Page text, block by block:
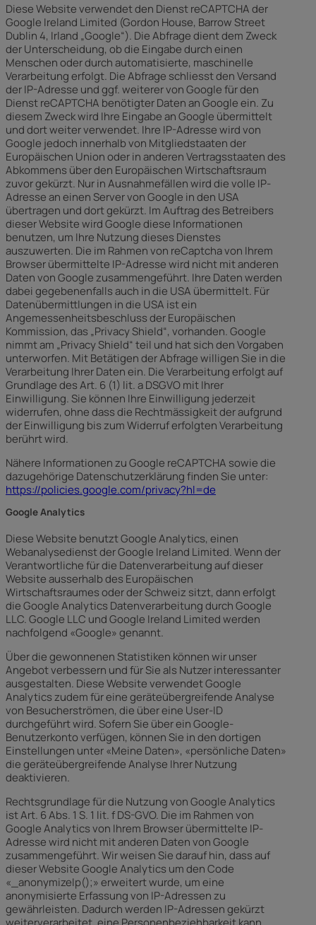
Diese Website verwendet den Dienst reCAPTCHA der
Google Ireland Limited (Gordon House, Barrow Street
Dublin 4, Irland „Google“). Die Abfrage dient dem Zweck
der Unterscheidung, ob die Eingabe durch einen
Menschen oder durch automatisierte, maschinelle
Verarbeitung erfolgt. Die Abfrage schliesst den Versand
der IP-Adresse und ggf. weiterer von Google für den
Dienst reCAPTCHA benötigter Daten an Google ein. Zu
diesem Zweck wird Ihre Eingabe an Google übermittelt
und dort weiter verwendet. Ihre IP-Adresse wird von
Google jedoch innerhalb von Mitgliedstaaten der
Europäischen Union oder in anderen Vertragsstaaten des
Abkommens über den Europäischen Wirtschaftsraum
zuvor gekürzt. Nur in Ausnahmefällen wird die volle IP-
Adresse an einen Server von Google in den USA
übertragen und dort gekürzt. Im Auftrag des Betreibers
dieser Website wird Google diese Informationen
benutzen, um Ihre Nutzung dieses Dienstes
auszuwerten. Die im Rahmen von reCaptcha von Ihrem
Browser übermittelte IP-Adresse wird nicht mit anderen
Daten von Google zusammengeführt. Ihre Daten werden
dabei gegebenenfalls auch in die USA übermittelt. Für
Datenübermittlungen in die USA ist ein
Angemessenheitsbeschluss der Europäischen
Kommission, das „Privacy Shield“, vorhanden. Google
nimmt am „Privacy Shield“ teil und hat sich den Vorgaben
unterworfen. Mit Betätigen der Abfrage willigen Sie in die
Verarbeitung Ihrer Daten ein. Die Verarbeitung erfolgt auf
Grundlage des Art. 6 (1) lit. a DSGVO mit Ihrer
Einwilligung. Sie können Ihre Einwilligung jederzeit
widerrufen, ohne dass die Rechtmässigkeit der aufgrund
der Einwilligung bis zum Widerruf erfolgten Verarbeitung
berührt wird.
Nähere Informationen zu Google reCAPTCHA sowie die
dazugehörige Datenschutzerklärung finden Sie unter:
https://policies.google.com/privacy?hl=de
Google Analytics
Diese Website benutzt Google Analytics, einen
Webanalysedienst der Google Ireland Limited. Wenn der
Verantwortliche für die Datenverarbeitung auf dieser
Website ausserhalb des Europäischen
Wirtschaftsraumes oder der Schweiz sitzt, dann erfolgt
die Google Analytics Datenverarbeitung durch Google
LLC. Google LLC und Google Ireland Limited werden
nachfolgend «Google» genannt.
Über die gewonnenen Statistiken können wir unser
Angebot verbessern und für Sie als Nutzer interessanter
ausgestalten. Diese Website verwendet Google
Analytics zudem für eine geräteübergreifende Analyse
von Besucherströmen, die über eine User-ID
durchgeführt wird. Sofern Sie über ein Google-
Benutzerkonto verfügen, können Sie in den dortigen
Einstellungen unter «Meine Daten», «persönliche Daten»
die geräteübergreifende Analyse Ihrer Nutzung
deaktivieren.
Rechtsgrundlage für die Nutzung von Google Analytics
ist Art. 6 Abs. 1 S. 1 lit. f DS-GVO. Die im Rahmen von
Google Analytics von Ihrem Browser übermittelte IP-
Adresse wird nicht mit anderen Daten von Google
zusammengeführt. Wir weisen Sie darauf hin, dass auf
dieser Website Google Analytics um den Code
«_anonymizeIp();» erweitert wurde, um eine
anonymisierte Erfassung von IP-Adressen zu
gewährleisten. Dadurch werden IP-Adressen gekürzt